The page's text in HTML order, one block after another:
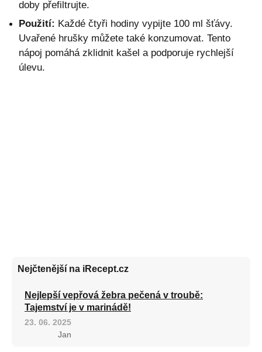
doby přefiltrujte.
Použití: Každé čtyři hodiny vypijte 100 ml šťávy.
Uvařené hrušky můžete také konzumovat. Tento
nápoj pomáhá zklidnit kašel a podporuje rychlejší
úlevu.
Nejčtenější na iRecept.cz
Nejlepší vepřová žebra pečená v troubě:
Tajemství je v marinádě!
23. 06. 2025
Jan